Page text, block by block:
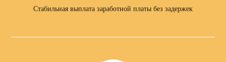
Стабильная выплата заработной платы без задержек
Контакты: